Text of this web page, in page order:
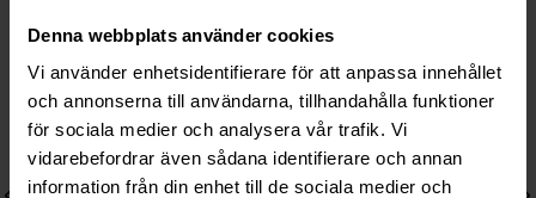
Denna webbplats använder cookies
Vi använder enhetsidentifierare för att anpassa innehållet
och annonserna till användarna, tillhandahålla funktioner
för sociala medier och analysera vår trafik. Vi
vidarebefordrar även sådana identifierare och annan
information från din enhet till de sociala medier och